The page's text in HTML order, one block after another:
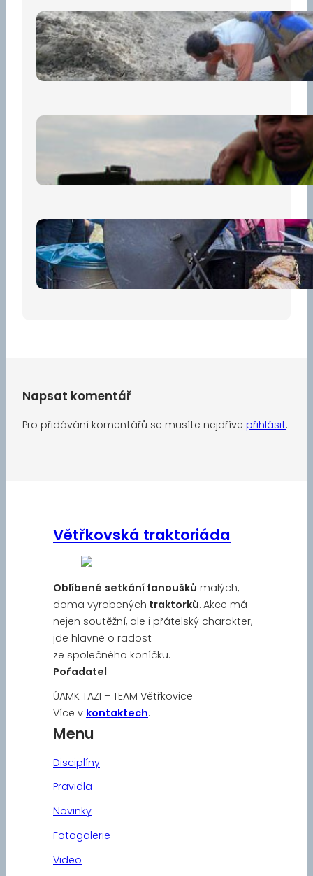
„Prase za prase“: Kdo doběhne
první, vyhraje!
30 června, 2026
Bezpečnost na prvním místě
15 května, 2026
Pro diváky
30 dubna, 2026
Napsat komentář
Pro přidávání komentářů se musíte nejdříve přihlásit.
Větřkovská traktoriáda
Oblíbené setkání fanoušků malých,
doma vyrobených traktorků. Akce má
nejen soutěžní, ale i přátelský charakter,
jde hlavně o radost
ze společného koníčku.
Pořadatel
ÚAMK TAZI – TEAM Větřkovice
Více v kontaktech.
Menu
Disciplíny
Pravidla
Novinky
Fotogalerie
Video